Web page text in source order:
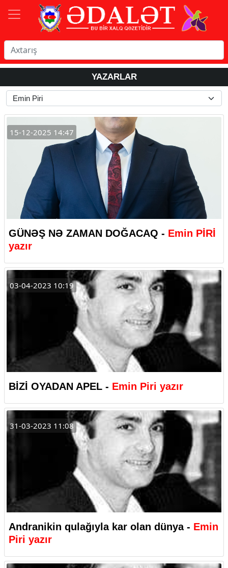
YAZARLAR
15-12-2025 14:47
GÜNƏŞ NƏ ZAMAN DOĞACAQ - Emin PİRİ
yazır
03-04-2023 10:19
BİZİ OYADAN APEL - Emin Piri yazır
31-03-2023 11:08
Andranikin qulağıyla kar olan dünya - Emin
Piri yazır